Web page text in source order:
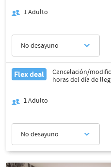
1Adulto
No desayuno
Flex deal
Cancelación/
horas del día de
1Adulto
No desayuno